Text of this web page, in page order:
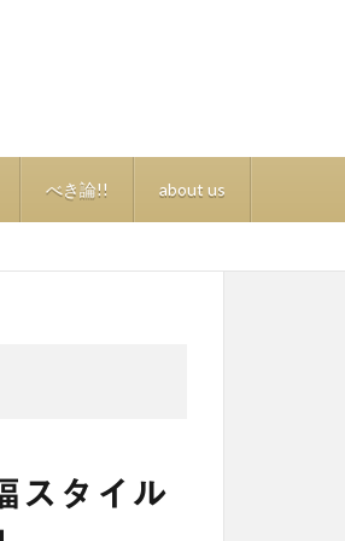
べき論!! about us
スタイル